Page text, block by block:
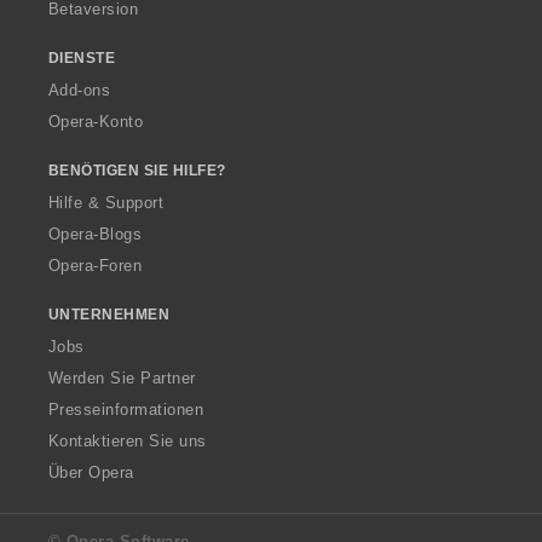
Betaversion
DIENSTE
Add-ons
Opera-Konto
BENÖTIGEN SIE HILFE?
Hilfe & Support
Opera-Blogs
Opera-Foren
UNTERNEHMEN
Jobs
Werden Sie Partner
Presseinformationen
Kontaktieren Sie uns
Über Opera